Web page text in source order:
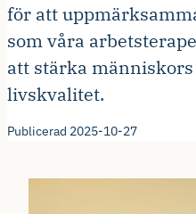
för att
som våra
att stärka
livskvalitet.
Publicerad 2025-10-27